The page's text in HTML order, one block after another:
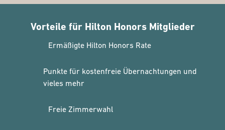
Vorteile für Hilton Honors Mitglieder
Ermäßigte Hilton Honors Rate
Punkte für kostenfreie Übernachtungen und
vieles mehr
Freie Zimmerwahl